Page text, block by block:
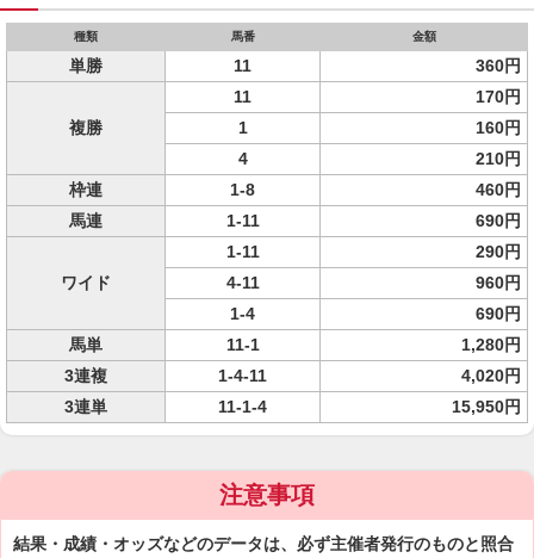
種類 馬番 金額
単勝 11 360円
複勝
11
170円
1
160円
4
210円
枠連
1-8
460円
馬連
1-11 690円
ワイド
1-11
290円
4-11
960円
1-4
690円
馬単
11-1
1,280円
3連複
1-4-11
4,020円
3連単
11-1-4 15,950円
注意事項
結果・成績・オッズなどのデータは、必ず主催者発行のものと照合